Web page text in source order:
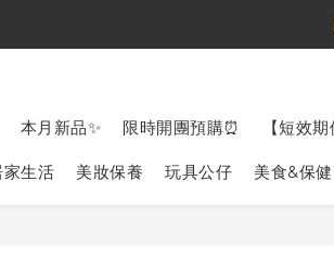
本月新品✨ 限時開團預購⏰ 【短效
家生活 美妝保養 玩具公仔 美食&保健